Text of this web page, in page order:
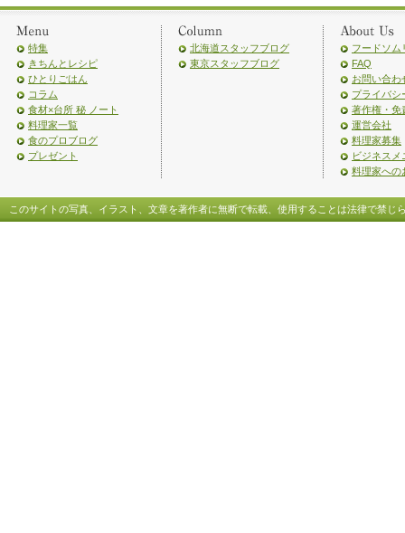
特集
きちんとレシピ
ひとりごはん
コラム
食材×台所 秘 ノート
料理家一覧
食のプロブログ
プレゼント
北海道スタッフブログ
東京スタッフブログ
フードソム
FAQ
お問い合わ
プライバシ
著作権・免
運営会社
料理家募集
ビジネスメ
料理家への
このサイトの写真、イラスト、文章を著作者に無断で転載、使用することは法律で禁じ